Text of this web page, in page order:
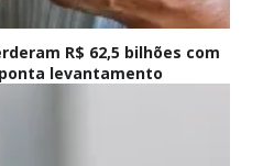
R$ 62,5 bilhões com
levantamento